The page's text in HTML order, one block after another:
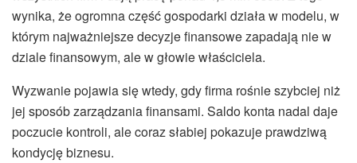
wynika, że ogromna część gospodarki działa w modelu, w
którym najważniejsze decyzje finansowe zapadają nie w
dziale finansowym, ale w głowie właściciela.
Wyzwanie pojawia się wtedy, gdy firma rośnie szybciej niż
jej sposób zarządzania finansami. Saldo konta nadal daje
poczucie kontroli, ale coraz słabiej pokazuje prawdziwą
kondycję biznesu.